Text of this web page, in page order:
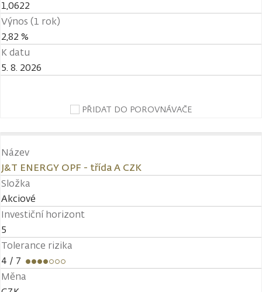
1,0622
Výnos (1 rok)
2,82 %
K datu
5. 8. 2026
PŘIDAT DO POROVNÁVAČE
Název
J&T ENERGY OPF - třída A CZK
Složka
Akciové
Investiční horizont
5
Tolerance rizika
4 / 7
Měna